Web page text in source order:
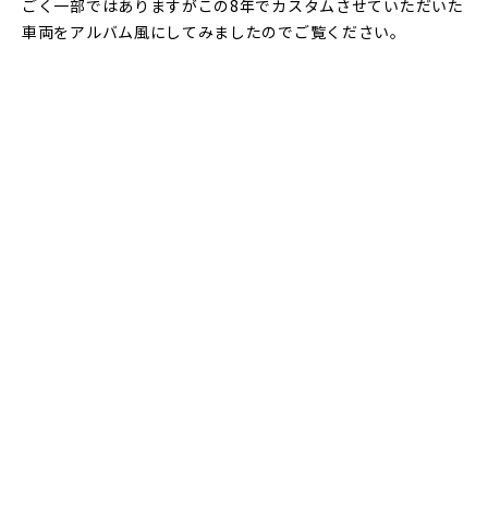
ごく一部ではありますがこの8年でカスタムさせていただいた
車両をアルバム風にしてみましたのでご覧ください｡